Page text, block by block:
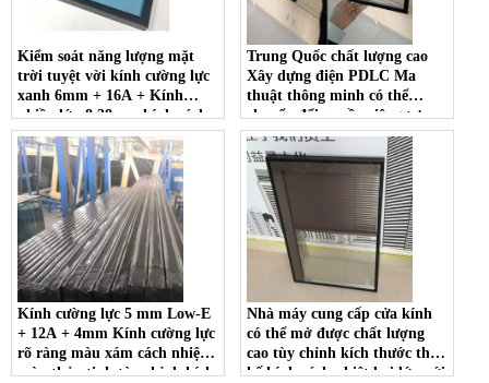
Kiểm soát năng lượng mặt
trời tuyệt vời kính cường lực
xanh 6mm + 16A + Kính
nhiều lớp 8,38mm kính cách
nhiệt màu xanh lam giảm
nhiệt cho các dự án tiết kiệm
năng lượng
Trung Quốc chất lượng cao
Xây dựng điện PDLC Ma
thuật thông minh có thể
chuyển đổi quyền riêng tư
cách điện thông minh Nhà
cung cấp kính cách nhiệt
Kính cường lực 5 mm Low-E
+ 12A + 4mm Kính cường lực
rõ ràng màu xám cách nhiệt
màu thủy tinh tùy chỉnh kích
Nhà máy cung cấp cửa kính
có thể mở được chất lượng
cao tùy chỉnh kích thước thiết
kế kính cách nhiệt hai lớp với